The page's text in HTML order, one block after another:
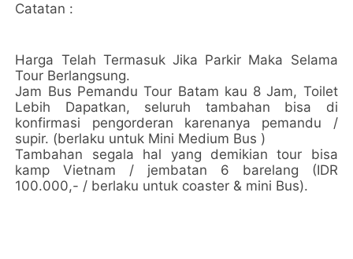
Catatan :
Harga Telah Termasuk Jika Parkir Maka Selama
Tour Berlangsung.
Jam Bus Pemandu Tour Batam kau 8 Jam, Toilet
Lebih Dapatkan, seluruh tambahan bisa di
konfirmasi pengorderan karenanya pemandu /
supir. (berlaku untuk Mini Medium Bus )
Tambahan segala hal yang demikian tour bisa
kamp Vietnam / jembatan 6 barelang (IDR
100.000,- / berlaku untuk coaster & mini Bus).